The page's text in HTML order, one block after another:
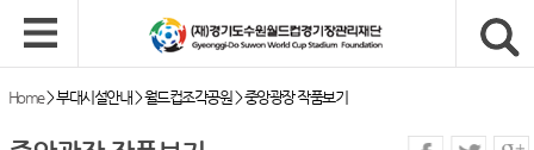
Home>부대시설안내 >월드컵조각공원 >중앙광장 작품보기